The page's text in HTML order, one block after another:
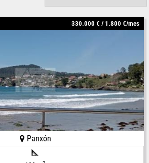
330.000 € / 1.800 €/mes
Panxón